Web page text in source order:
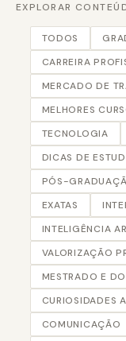
EXPLORAR
TODOS
CARREIRA
MERCADO DE
MELHORES
TECNOLOGIA
DICAS DE
PÓS-
EXATAS
INTELIGÊNCIA
VALORIZAÇÃO
MESTRADO E
CURIOSIDADES
COMUNICAÇÃO